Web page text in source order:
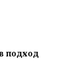
подход